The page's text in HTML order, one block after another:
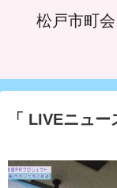
松戸市町
LIVEニュー